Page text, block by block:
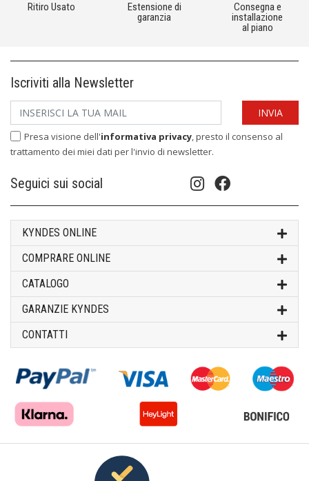
Ritiro Usato
Estensione di
garanzia
Consegna e
installazione
al piano
Iscriviti alla Newsletter
Presa visione dell'informativa privacy, presto il consenso al
trattamento dei miei dati per l'invio di newsletter.
Seguici sui social
KYNDES ONLINE
COMPRARE ONLINE
CATALOGO
GARANZIE KYNDES
CONTATTI